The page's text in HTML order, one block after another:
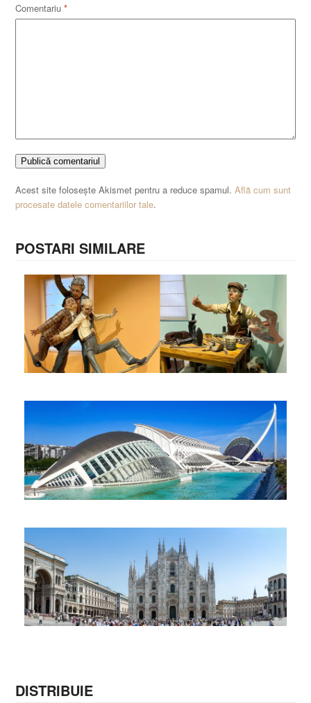
Comentariu*
Acest site folosește Akismet pentru a reduce spamul.Află cum sunt
procesate datele comentariilor tale.
POSTARI SIMILARE
Muzeul Faller din Valencia
Ce poți face în 3 zile în Valencia
DISTRIBUIE